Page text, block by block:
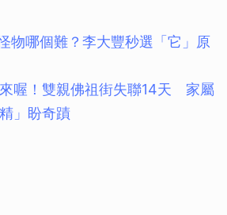
物哪個難？李大豐秒選「它」原
喔！雙親佛祖街失聯14天 家屬
」盼奇蹟